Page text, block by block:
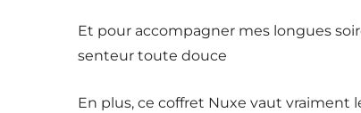
Et pour accompagner mes longues
senteur toute douce
En plus, ce coffret Nuxe vaut vraiment